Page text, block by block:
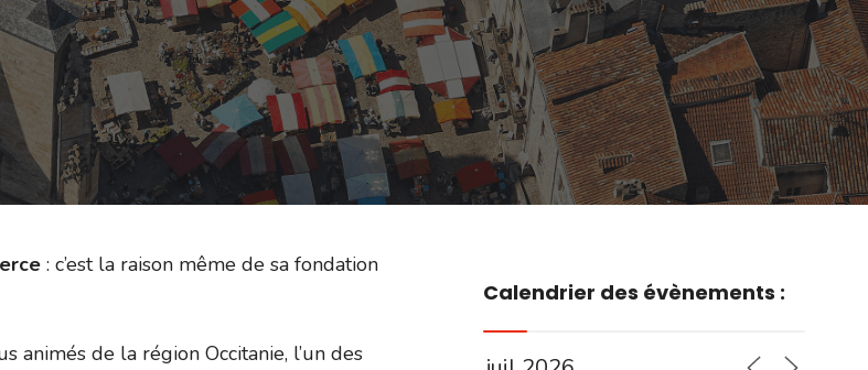
: c’est la raison même de sa fondation
animés de la région Occitanie, l’un des
Calendrier des évènements :